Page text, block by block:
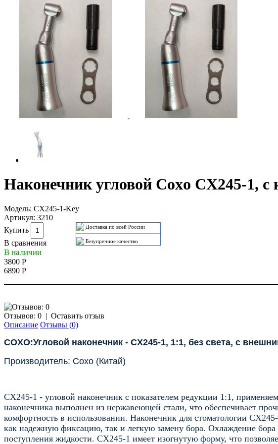
Наконечник угловой Coxo CX245-1,
Модель: CX245-1-Key
Артикул: 3210
Доставка по всей России
Безупречное качество
Купить
В сравнения
В наличии
3800 Р
6890 Р
Отзывов: 0 | Оставить отзыв
Описание Отзывы (0)
COXO:Угловой наконечник - CX245-1, 1:1, без света, с
Производитель: Coxo (Китай)
CX245-1 - угловой наконечник с показателем редукции 1:1,
наконечника выполнен из нержавеющей стали, что обеспечивает
комфортность в использовании. Наконечник для стоматологии
как надежную фиксацию, так и легкую замену бора. Охлаждение
поступления жидкости. CX245-1 имеет изогнутую форму, что